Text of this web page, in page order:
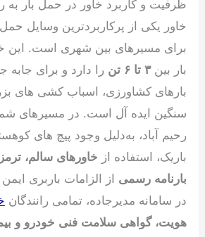
ظرفیت و کاربرد خاور در حمل بار به
خاور یکی از پرکاربردترین وسایل
برای مسیرهای بین شهری است. این
بار بین۳ تا ۶ تن
را دارد و برای جابه
بارهای کشاورزی، اسباب کشی های
سنگین ایده آل است. در مسیرهای
رحیم آباد، به‌دلیل وجود پیچ های
باریک، استفاده از خاورهای سالم،
بارنامه رسمی از الزامات باربری
در سامانه مدیرجاده، تمامی رانندگان
هویت، گواهی سلامت فنی خودرو و